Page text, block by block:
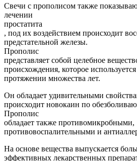
Свечи с прополисом также
лечении
простатита
, под их воздействием происходит
предстательной железы.
Прополис
представляет собой целебное
происхождения, которое
протяжении множества лет.
Он обладает удивительными
происходит новокаин по
Прополис
обладает также противомикробными,
противовоспалительными и
На основе вещества выпускается
эффективных лекарственных